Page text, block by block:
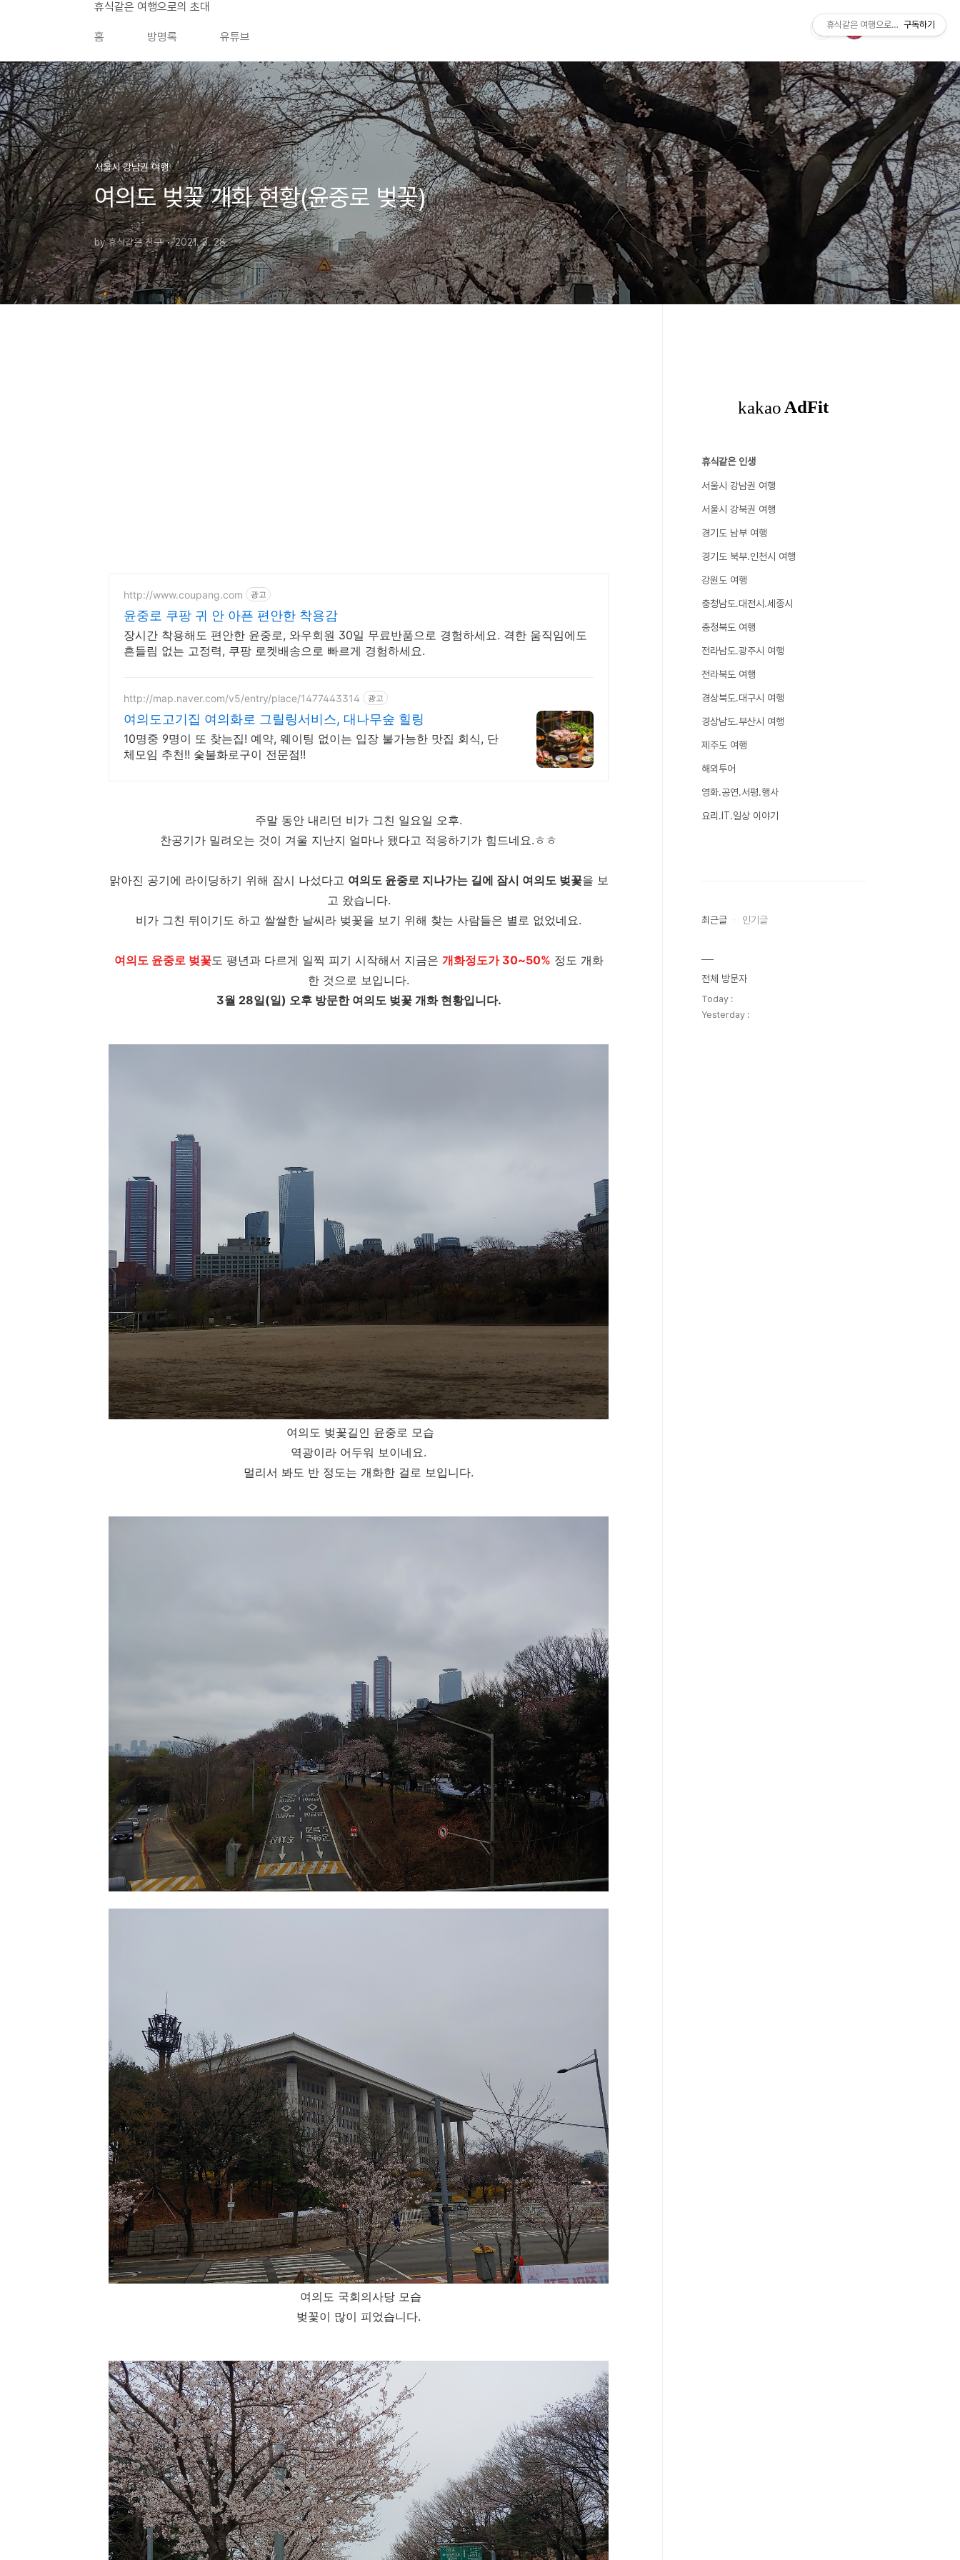
휴식같은 여행으로의 초대
홈 방명록 유튜브
서울시 강남권 여행
여의도 벚꽃 개화 현황(윤중로 벚꽃)
by 휴식같은 친구 2021. 3. 28.
http://www.coupang.com 광고
윤중로 쿠팡 귀 안 아픈 편안한 착용감
장시간 착용해도 편안한 윤중로, 와우회원 30일 무료반품으로 경험하세요. 격한 움직임에도
흔들림 없는 고정력, 쿠팡 로켓배송으로 빠르게 경험하세요.
http://map.naver.com/v5/entry/place/1477443314 광고
여의도고기집 여의화로 그릴링서비스, 대나무숲 힐링
10명중 9명이 또 찾는집! 예약, 웨이팅 없이는 입장 불가능한 맛집 회식, 단
체모임 추천!! 숯불화로구이 전문점!!
주말 동안 내리던 비가 그친 일요일 오후.
찬공기가 밀려오는 것이 겨울 지난지 얼마나 됐다고 적응하기가 힘드네요.ㅎㅎ
맑아진 공기에 라이딩하기 위해 잠시 나섰다고 여의도 윤중로 지나가는 길에 잠시 여의도 벚꽃을 보
고 왔습니다.
비가 그친 뒤이기도 하고 쌀쌀한 날씨라 벚꽃을 보기 위해 찾는 사람들은 별로 없었네요.
여의도 윤중로 벚꽃도 평년과 다르게 일찍 피기 시작해서 지금은 개화정도가 30~50% 정도 개화
한 것으로 보입니다.
3월 28일(일) 오후 방문한 여의도 벚꽃 개화 현황입니다.
여의도 벚꽃길인 윤중로 모습
역광이라 어두워 보이네요.
멀리서 봐도 반 정도는 개화한 걸로 보입니다.
여의도 국회의사당 모습
벚꽃이 많이 피었습니다.
휴식같은 인생
서울시 강남권 여행
서울시 강북권 여행
경기도 남부 여행
경기도 북부.인천시 여행
강원도 여행
충청남도.대전시.세종시
충청북도 여행
전라남도.광주시 여행
전라북도 여행
경상북도.대구시 여행
경상남도.부산시 여행
제주도 여행
해외투어
영화.공연.서평.행사
요리.IT.일상 이야기
최근글 인기글
전체 방문자
Today :
Yesterday :
휴식같은 여행으로의 초대구독하기